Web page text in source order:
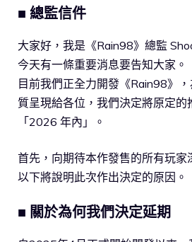
■ 總監信件
大家好，我是《Rain98》總監
今天有一條重要消息要告知大家。
目前我們正全力開發《Rain98》
質呈現給各位，我們決定將原定的
「2026 年內」。
首先，向期待本作發售的所有玩家
以下將說明此次作出決定的原因。
■ 關於為何我們決定延期